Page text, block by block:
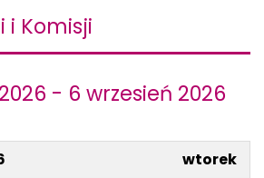
i Komisji
- 6 wrzesień 2026
wtorek